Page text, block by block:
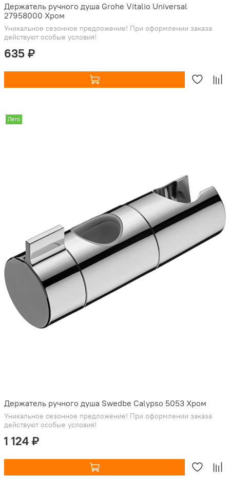
Держатель ручного душа Grohe Vitalio Universal
27958000 Хром
Уникальное сезонное предложение! При оформлении заказа
действуют особые условия!
635 ₽
Лето
Держатель ручного душа Swedbe Calypso 5053 Хром
Уникальное сезонное предложение! При оформлении заказа
действуют особые условия!
1 124 ₽